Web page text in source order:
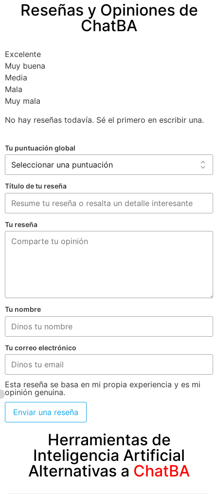
Reseñas y Opiniones de
ChatBA
Excelente
Muy buena
Media
Mala
Muy mala
No hay reseñas todavía. Sé el primero en escribir una.
Tu puntuación global
Título de tu reseña
Tu reseña
Tu nombre
Tu correo electrónico
Esta reseña se basa en mi propia experiencia y es mi
opinión genuina.
Enviar una reseña
Herramientas de
Inteligencia Artificial
Alternativas a ChatBA